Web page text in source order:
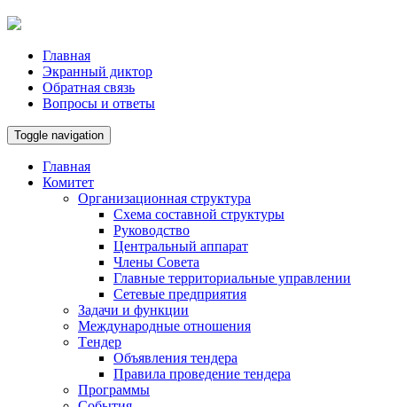
Главная
Экранный диктор
Обратная связь
Вопросы и ответы
Toggle navigation
Главная
Комитет
Организационная структура
Схема составной структуры
Руководство
Центральный аппарат
Члены Совета
Главные территориальные управлении
Сетевые предприятия
Задачи и функции
Международные отношения
Tендер
Объявления тендера
Правила проведение тендера
Программы